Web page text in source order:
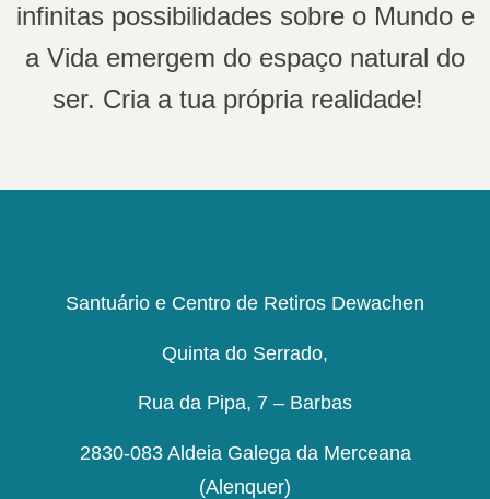
infinitas possibilidades sobre o Mundo e
a Vida emergem do espaço natural do
ser. Cria a tua própria realidade!
Santuário e Centro de Retiros Dewachen
Quinta do Serrado,
Rua da Pipa, 7 – Barbas
2830-083 Aldeia Galega da Merceana
(Alenquer)